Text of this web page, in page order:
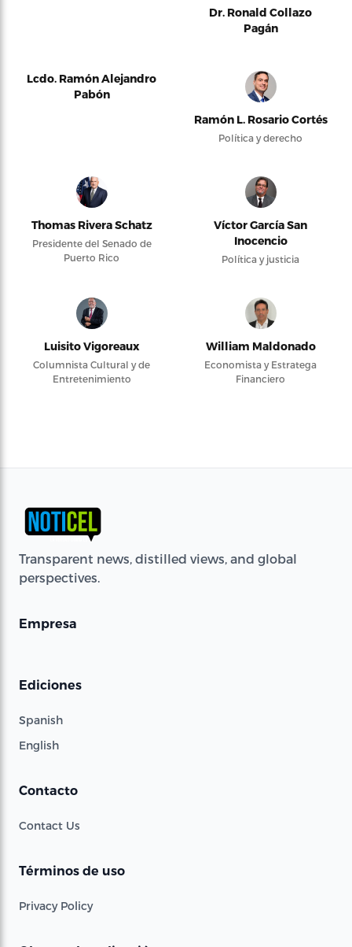
Dr. Ronald Collazo
Pagán
Lcdo. Ramón Alejandro
Pabón
Ramón L. Rosario Cortés
Política y derecho
Thomas Rivera Schatz
Presidente del Senado de
Puerto Rico
Víctor García San
Inocencio
Política y justicia
Luisito Vigoreaux
Columnista Cultural y de
Entretenimiento
William Maldonado
Economista y Estratega
Financiero
Transparent news, distilled views, and global
perspectives.
Empresa
Ediciones
Spanish
English
Contacto
Contact Us
Términos de uso
Privacy Policy